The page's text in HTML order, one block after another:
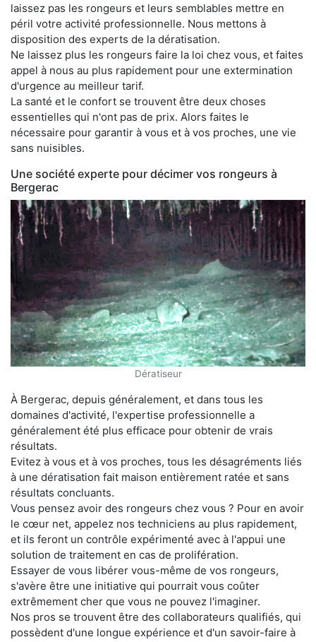
laissez pas les rongeurs et leurs semblables mettre en
péril votre activité professionnelle. Nous mettons à
disposition des experts de la dératisation.
Ne laissez plus les rongeurs faire la loi chez vous, et faites
appel à nous au plus rapidement pour une extermination
d'urgence au meilleur tarif.
La santé et le confort se trouvent être deux choses
essentielles qui n'ont pas de prix. Alors faites le
nécessaire pour garantir à vous et à vos proches, une vie
sans nuisibles.
Une société experte pour décimer vos rongeurs à
Bergerac
Dératiseur
À Bergerac, depuis généralement, et dans tous les
domaines d'activité, l'expertise professionnelle a
généralement été plus efficace pour obtenir de vrais
résultats.
Evitez à vous et à vos proches, tous les désagréments liés
à une dératisation fait maison entièrement ratée et sans
résultats concluants.
Vous pensez avoir des rongeurs chez vous ? Pour en avoir
le cœur net, appelez nos techniciens au plus rapidement,
et ils feront un contrôle expérimenté avec à l'appui une
solution de traitement en cas de prolifération.
Essayer de vous libérer vous-même de vos rongeurs,
s'avère être une initiative qui pourrait vous coûter
extrêmement cher que vous ne pouvez l'imaginer.
Nos pros se trouvent être des collaborateurs qualifiés, qui
possèdent d'une longue expérience et d'un savoir-faire à